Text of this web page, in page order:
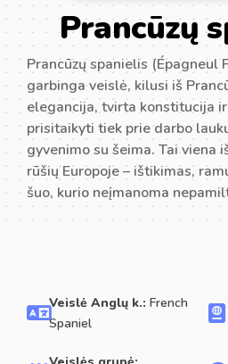
Prancūzų
Prancūzų spanielis (Épagneul
garbinga veislė, kilusi iš
elegancija, tvirta konstitucija
prisitaikyti tiek prie darbo
gyvenimo su šeima. Tai viena
rūšių Europoje – ištikimas,
šuo, kurio neįmanoma
Veislė Anglų k.: French
Spaniel